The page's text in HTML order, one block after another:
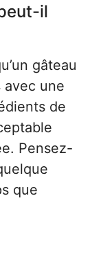
il
gâteau
avec une
de
Pensez-
que